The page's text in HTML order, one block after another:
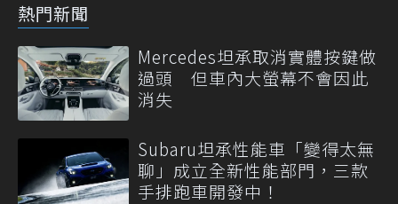
熱門新聞
Mercedes坦承取消實體按鍵做
過頭 但車內大螢幕不會因此
消失
Subaru坦承性能車「變得太無
聊」成立全新性能部門，三款
手排跑車開發中！